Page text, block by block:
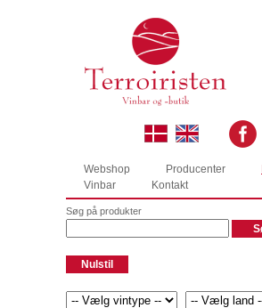
Webshop Producenter
Vinbar
Kontakt
Søg på produkter